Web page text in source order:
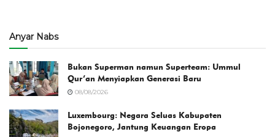
Anyar Nabs
Bukan Superman namun Superteam: Ummul
Qur’an Menyiapkan Generasi Baru
08/08/2026
Luxembourg: Negara Seluas Kabupaten
Bojonegoro, Jantung Keuangan Eropa